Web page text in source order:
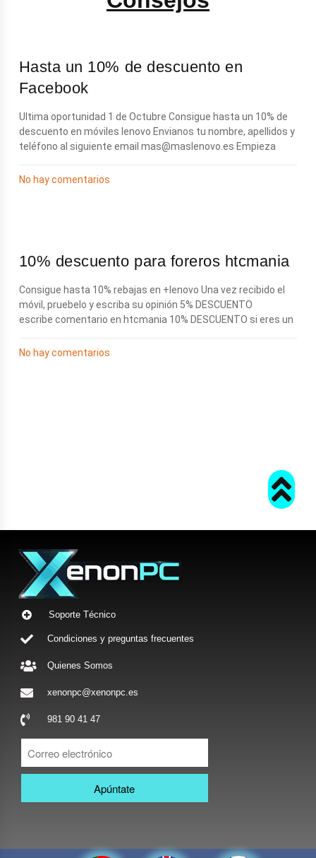
Hasta un 10% de descuento en
Facebook
Ultima oportunidad 1 de Octubre Consigue hasta un 10% de
descuento en móviles lenovo Envianos tu nombre, apellidos y
teléfono al siguiente email mas@maslenovo.es Empieza
No hay comentarios
10% descuento para foreros htcmania
Consigue hasta 10% rebajas en +lenovo Una vez recibido el
móvil, pruebelo y escriba su opinión 5% DESCUENTO
escribe comentario en htcmania 10% DESCUENTO si eres un
No hay comentarios
Soporte Técnico
Condiciones y preguntas frecuentes
Quienes Somos
xenonpc@xenonpc.es
981 90 41 47
Apúntate